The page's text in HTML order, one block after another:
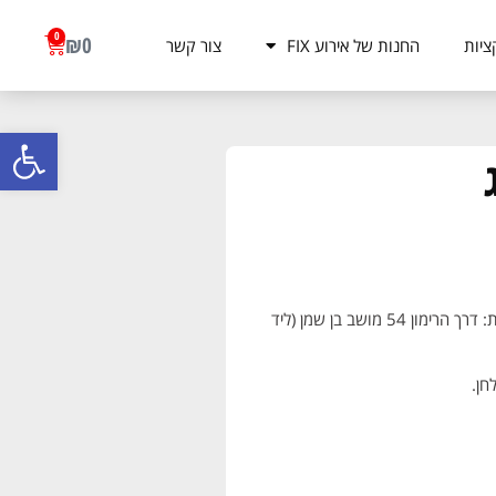
פתח
החנות של אירוע FIX צור קשר ₪0
0
משלוח עד הבית בתוך 3 ימי עסקים (85 ₪) | איסוף עצמי בכתובת: דרך הרימון 54 מושב בן שמן (ליד